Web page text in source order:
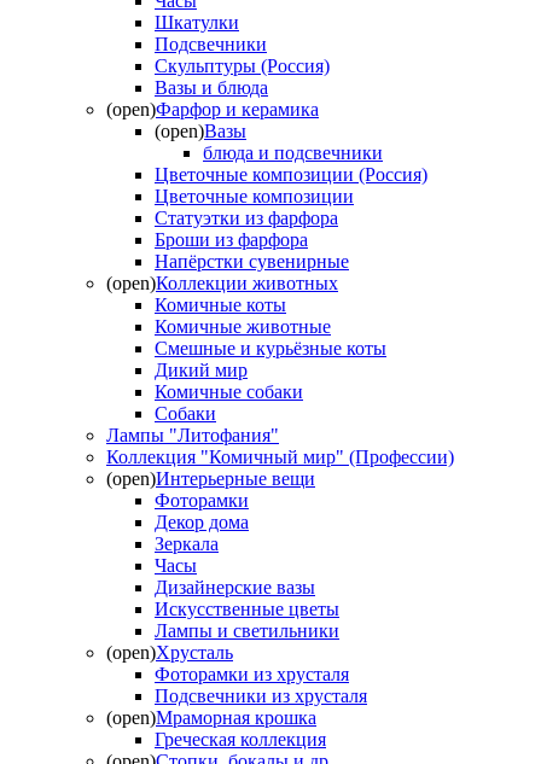
Шкатулки
Подсвечники
Скульптуры (Россия)
Вазы и блюда
(open)Фарфор и керамика
(open)Вазы
блюда и подсвечники
Цветочные композиции (Россия)
Цветочные композиции
Статуэтки из фарфора
Броши из фарфора
Напёрстки сувенирные
(open)Коллекции животных
Комичные коты
Комичные животные
Смешные и курьёзные коты
Дикий мир
Комичные собаки
Собаки
Лампы "Литофания"
Коллекция "Комичный мир" (Профессии)
(open)Интерьерные вещи
Фоторамки
Декор дома
Зеркала
Часы
Дизайнерские вазы
Искусственные цветы
Лампы и светильники
(open)Хрусталь
Фоторамки из хрусталя
Подсвечники из хрусталя
(open)Мраморная крошка
Греческая коллекция